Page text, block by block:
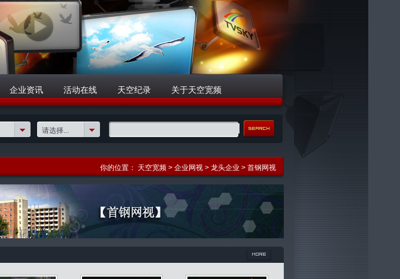
企业资讯 活动在线 天空纪录 关于天空宽频
请选择...
你的位置： 天空宽频 > 企业网视 > 龙头企业 > 首钢网视